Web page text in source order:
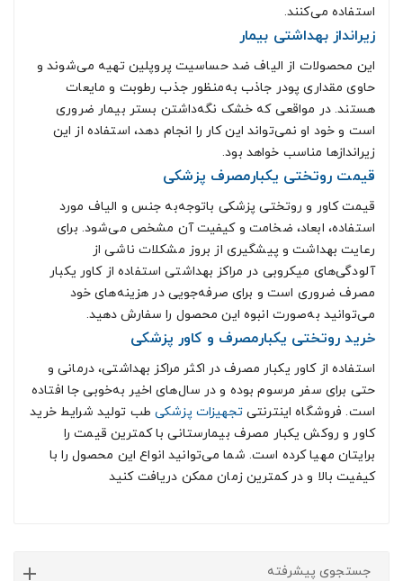
استفاده می‌کنند.
زیرانداز بهداشتی بیمار
این محصولات از الیاف ضد حساسیت پروپلین تهیه می‌شوند و
حاوی مقداری پودر جاذب به‌منظور جذب رطوبت و مایعات
هستند. در مواقعی که خشک نگه‌داشتن بستر بیمار ضروری
است و خود او نمی‌تواند این کار را انجام دهد، استفاده از این
زیراندازها مناسب خواهد بود.
قیمت روتختی یکبارمصرف پزشکی
قیمت کاور و روتختی پزشکی باتوجه‌به جنس و الیاف مورد
استفاده، ابعاد، ضخامت و کیفیت آن مشخص می‌شود. برای
رعایت بهداشت و پیشگیری از بروز مشکلات ناشی از
آلودگی‌های میکروبی در مراکز بهداشتی استفاده از کاور یکبار
مصرف ضروری است و برای صرفه‌جویی در هزینه‌های خود
می‌توانید به‌صورت انبوه این محصول را سفارش دهید.
خرید روتختی یکبارمصرف و کاور پزشکی
استفاده از کاور یکبار مصرف در اکثر مراکز بهداشتی، درمانی و
حتی برای سفر مرسوم بوده و در سال‌های اخیر به‌خوبی جا افتاده
است. فروشگاه اینترنتیتجهیزات پزشکیطب تولید شرایط خرید
کاور و روکش یکبار مصرف بیمارستانی با کمترین قیمت را
برایتان مهیا کرده است. شما می‌توانید انواع این محصول را با
کیفیت بالا و در کمترین زمان ممکن دریافت کنید
جستجوی پیشرفته